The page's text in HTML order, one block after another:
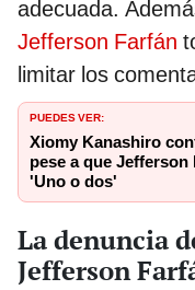
adecuada.
Jefferson Farfán
limitar los
PUEDES VER:
Xiomy Kanashiro
pese a que
'Uno o dos'
La denuncia
Jefferson